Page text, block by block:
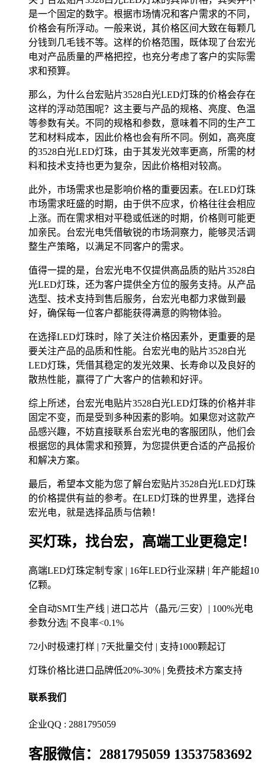
是一个固定的数字。根据市场情况和客户需求的不同，
价格会有所浮动。一般来说，其价格区间大致在每颗几
分钱到几毛钱不等。这样的价格范围，既体现了台宏光
电对产品质量的严格把控，也充分考虑了客户的实际需
求和预算。
那么，为什么台宏贴片3528白光LED灯珠的价格会存在
这样的浮动范围呢？这主要与产品的规格、亮度、色温
等参数有关。不同的规格和参数，意味着不同的生产工
艺和材料成本，因此价格也会有所不同。例如，高亮度
的3528白光LED灯珠，由于其发光效率更高，所需的材
料和技术支持也更为复杂，因此价格相对较高。
此外，市场需求也是影响价格的重要因素。在LED灯珠
市场需求旺盛的时期，由于供不应求，价格往往会相应
上涨。而在需求相对平稳或低迷的时期，价格则可能更
加亲民。台宏光电凭借敏锐的市场洞察力，能够灵活调
整生产策略，以满足不同客户的需求。
值得一提的是，台宏光电不仅提供高品质的贴片3528白
光LED灯珠，还为客户提供全方位的服务支持。从产品
选型、技术支持到售后服务，台宏光电都力求做到最
好，确保每一位客户都能获得满意的购物体验。
在选择LED灯珠时，除了关注价格因素外，更重要的是
要关注产品的品质和性能。台宏光电的贴片3528白光
LED灯珠，凭借其稳定的发光效果、长寿命以及良好的
散热性能，赢得了广大客户的信赖和好评。
综上所述，台宏光电贴片3528白光LED灯珠的价格并非
固定不变，而是受到多种因素的影响。如果您对这款产
品感兴趣，不妨直接联系台宏光电的客服团队，他们会
根据您的具体需求和预算，为您提供更合适的产品报价
和解决方案。
最后，希望本文能为您了解台宏贴片3528白光LED灯珠
的价格提供有益的参考。在LED灯珠的世界里，选择台
宏光电，就是选择品质与信赖！
买灯珠，找台宏，高端工业更稳定！
高端LED灯珠定制专家 | 16年LED行业深耕 | 年产能超10
亿颗。
全自动SMT生产线 | 进口芯片（晶元/三安）| 100%光电
参数分选| 不良率<0.1%
72小时极速打样 | 7天批量交付 | 支持1000颗起订
灯珠价格比进口品牌低20%-30% | 免费技术方案支持
联系我们
企业QQ : 2881795059
客服微信：2881795059 13537583692